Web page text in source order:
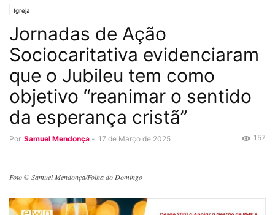
Igreja
Jornadas de Ação
Sociocaritativa evidenciaram
que o Jubileu tem como
objetivo “reanimar o sentido
da esperança cristã”
Por Samuel Mendonça - 17 de Março de 2025 157
Foto © Samuel Mendonça/Folha do Domingo